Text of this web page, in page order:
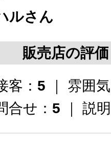
ルさん
販売店の評価
客： 5 ｜ 雰囲
合せ： 5 ｜ 説